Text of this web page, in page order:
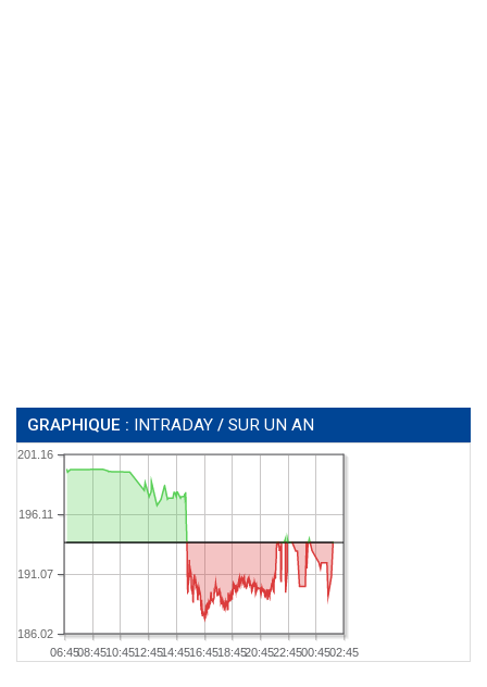
GRAPHIQUE : INTRADAY / SUR UN AN
06:4508:4510:4512:4514:4516:4518:4520:4522:4500:4502:45
186.02
191.07
196.11
201.16